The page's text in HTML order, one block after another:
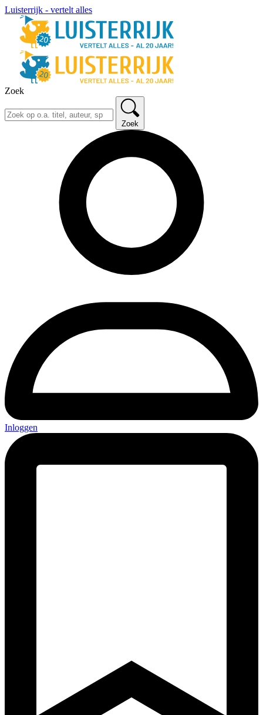
Luisterrijk - vertelt alles
Zoek
Zoek
Inloggen